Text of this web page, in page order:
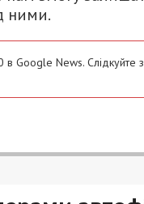
ними.
Google News. Слідкуйте